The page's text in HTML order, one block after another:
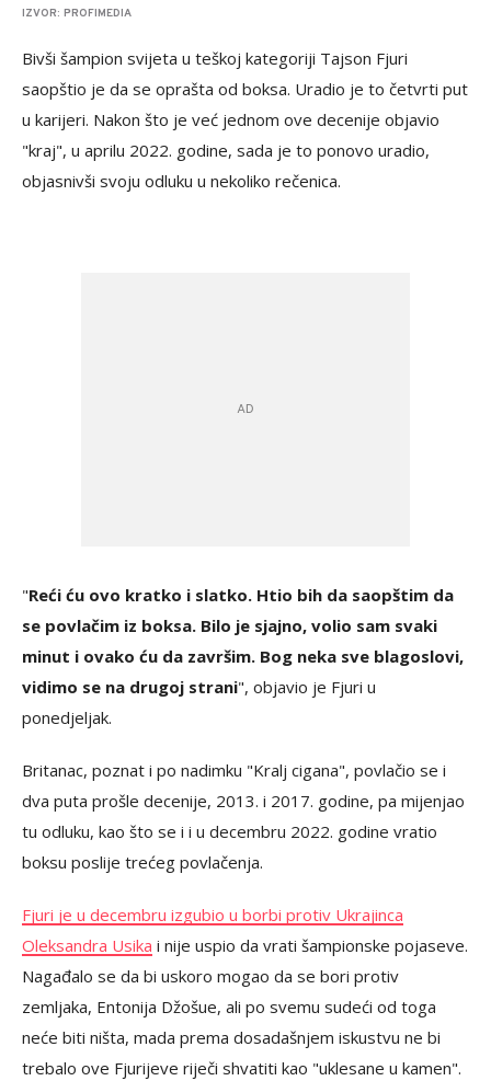
IZVOR: PROFIMEDIA
Bivši šampion svijeta u teškoj kategoriji Tajson Fjuri
saopštio je da se oprašta od boksa. Uradio je to četvrti put
u karijeri. Nakon što je već jednom ove decenije objavio
"kraj", u aprilu 2022. godine, sada je to ponovo uradio,
objasnivši svoju odluku u nekoliko rečenica.
"Reći ću ovo kratko i slatko. Htio bih da saopštim da
se povlačim iz boksa. Bilo je sjajno, volio sam svaki
minut i ovako ću da završim. Bog neka sve blagoslovi,
vidimo se na drugoj strani", objavio je Fjuri u
ponedjeljak.
Britanac, poznat i po nadimku "Kralj cigana", povlačio se i
dva puta prošle decenije, 2013. i 2017. godine, pa mijenjao
tu odluku, kao što se i i u decembru 2022. godine vratio
boksu poslije trećeg povlačenja.
Fjuri je u decembru izgubio u borbi protiv Ukrajinca
Oleksandra Usika i nije uspio da vrati šampionske pojaseve.
Nagađalo se da bi uskoro mogao da se bori protiv
zemljaka, Entonija Džošue, ali po svemu sudeći od toga
neće biti ništa, mada prema dosadašnjem iskustvu ne bi
trebalo ove Fjurijeve riječi shvatiti kao "uklesane u kamen".